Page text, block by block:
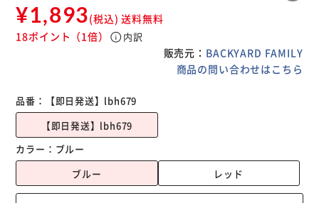
¥1,893(税込) 送料無料
18ポイント （1倍） info内訳
販売元： BACKYARD FAMILY
商品の問い合わせはこちら
品番：
【即日発送】lbh679
【即日発送】lbh679
カラー： ブルー
ブルー
レッド